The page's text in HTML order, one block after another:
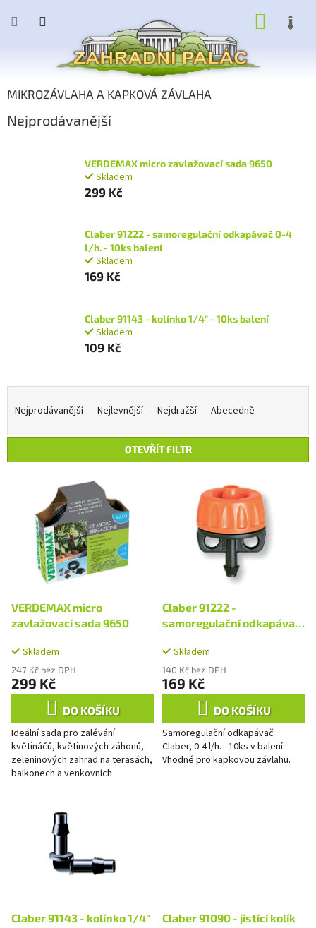
MIKROZÁVLAHA A KAPKOVÁ ZÁVLAHA
Nejprodávanější
VERDEMAX micro zavlažovací sada 9650
Skladem
299 Kč
Claber 91222 - samoregulační odkapávač 0-4
l/h. - 10ks balení
Skladem
169 Kč
Claber 91143 - kolínko 1/4" - 10ks balení
Skladem
109 Kč
e
Nejprodávanější Nejlevnější Nejdražší Abecedně
OTEVŘÍT FILTR
d
u
t
ů
VERDEMAX micro
zavlažovací sada 9650
Skladem
247 Kč bez DPH
299 Kč
DO KOŠÍKU
Ideální sada pro zalévání
květináčů, květinových záhonů,
zeleninových zahrad na terasách,
balkonech a venkovních
plochách.
Claber 91222 -
samoregulační odkapávač
Skladem
140 Kč bez DPH
169 Kč
DO KOŠÍKU
Samoregulační odkapávač
Claber, 0-4 l/h. - 10ks v balení.
Vhodné pro kapkovou závlahu.
Claber 91143 - kolínko 1/4"
Claber 91090 - jistící kolík